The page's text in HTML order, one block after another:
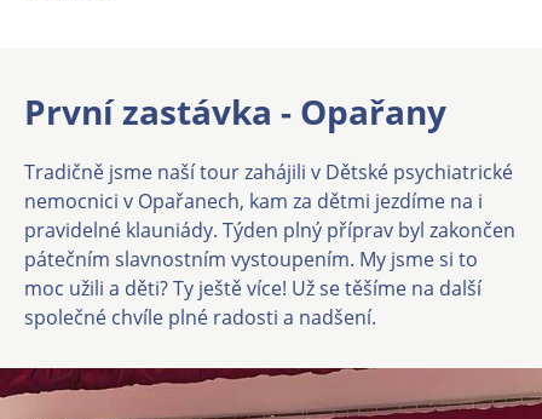
První zastávka - Opařany
Tradičně jsme naší tour zahájili v Dětské psychiatrické
nemocnici v Opařanech, kam za dětmi jezdíme na i
pravidelné klauniády. Týden plný příprav byl zakončen
pátečním slavnostním vystoupením. My jsme si to
moc užili a děti? Ty ještě více! Už se těšíme na další
společné chvíle plné radosti a nadšení.